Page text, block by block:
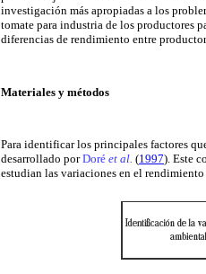
investigación más apropiadas a los
tomate para industria de los productores
diferencias de rendimiento entre
Materiales y métodos
Para identificar los principales factores
desarrollado porDoré et al. (1997). Este
estudian las variaciones en el